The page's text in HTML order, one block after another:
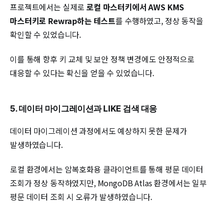
프로젝트에서는 실제로로컬 마스터키에서 AWS KMS
마스터키로 Rewrap하는 테스트를 수행하였고, 정상 동작을
확인할 수 있었습니다.
이를 통해 향후 키 교체 및 보안 정책 변경에도 안정적으로
대응할 수 있다는 확신을 얻을 수 있었습니다.
5. 데이터 마이그레이션과 LIKE 검색 대응
데이터 마이그레이션 과정에서도 예상하지 못한 문제가
발생하였습니다.
로컬 환경에서는 암복호화용 클라이언트를 통해 평문 데이터
조회가 정상 동작하였지만, MongoDB Atlas 환경에서는 일부
평문 데이터 조회 시 오류가 발생하였습니다.